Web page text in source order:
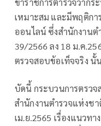
ข้าราชการตำรวจว่าก
เหมาะสม และมีพฤติก
ออนไลน์ ซึ่งสำนักงานต
39/2566 ลง 18 ม.ค
ตรวจสอบข้อเท็จจริง นั้
บัดนี้ กระบวนการตรว
สำนักงานตำรวจแห่งช
เม.ย.2565 เรื่องแนวท